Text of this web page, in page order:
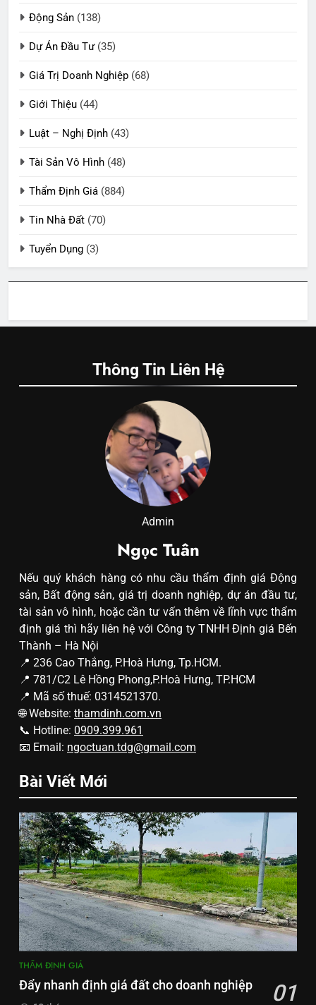
Động Sản (138)
Dự Án Đầu Tư(35)
Giá Trị Doanh Nghiệp (68)
Giới Thiệu (44)
Luật – Nghị Định (43)
Tài Sản Vô Hình (48)
Thẩm Định Giá (884)
Tin Nhà Đất (70)
Tuyển Dụng (3)
Thông Tin Liên Hệ
Admin
Ngọc Tuân
Nếu quý khách hàng có nhu cầu thẩm định giá Động
sản, Bất động sản, giá trị doanh nghiệp, dự án đầu tư,
tài sản vô hình, hoặc cần tư vấn thêm về lĩnh vực thẩm
định giá thì hãy liên hệ với Công ty TNHH Định giá Bến
Thành – Hà Nội
📍 236 Cao Thắng, P.Hoà Hưng, Tp.HCM.
📍 781/C2 Lê Hồng Phong,P.Hoà Hưng, TP.HCM
📍 Mã số thuế: 0314521370.
🌐 Website: thamdinh.com.vn
📞 Hotline: 0909.399.961
📧 Email: ngoctuan.tdg@gmail.com
Bài Viết Mới
THẨM ĐỊNH GIÁ
Đẩy nhanh định giá đất cho doanh nghiệp 01